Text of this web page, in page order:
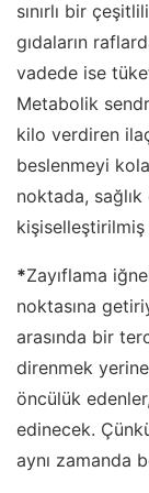
sınırlı bir
gıdaların
vadede ise
Metabolik
kilo verdiren
beslenmeyi
noktada,
*Zayıflama
noktasına
arasında bir
direnmek
öncülük
edinecek.
aynı zamanda